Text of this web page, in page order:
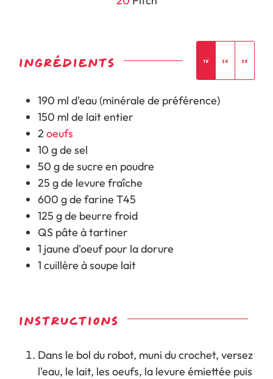
INGRÉDIENTS 1x 2x 3x
190 ml d'eau (minérale de préférence)
150 ml de lait entier
2 oeufs
10 gde sel
50 gde sucre en poudre
25 gde levure fraîche
600 gde farine T45
125 gde beurre froid
QS pâte à tartiner
1 jaune d'oeuf pour la dorure
1 cuillère à soupe lait
INSTRUCTIONS
Dans le bol du robot, muni du crochet, versez
l'eau, le lait, les oeufs, la levure émiettée puis